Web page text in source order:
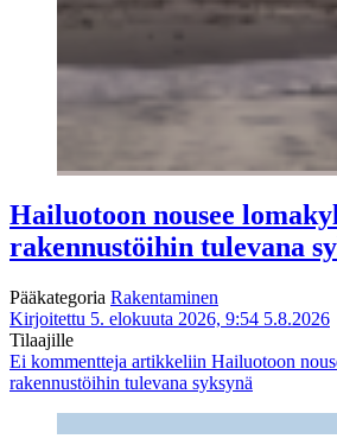
Hailuotoon nousee
rakennustöihin tulevana
Pääkategoria Rakentaminen
Kirjoitettu 5. elokuuta 2026, 9:54 5.8.2026
Tilaajille
Ei kommentteja artikkeliin Hailuotoon
rakennustöihin tulevana syksynä